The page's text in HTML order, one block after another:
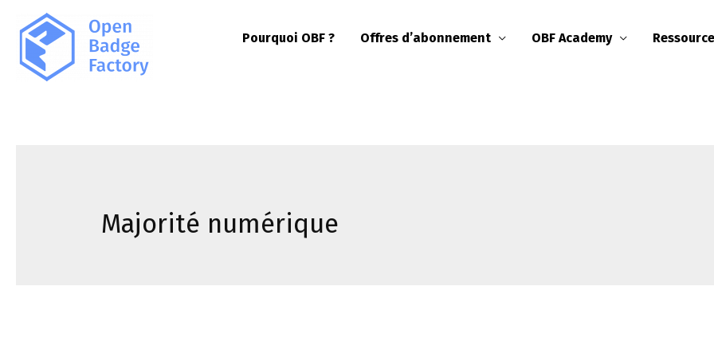
Pourquoi OBF ? Offres d’abonnement OBF Academy
Majorité numérique